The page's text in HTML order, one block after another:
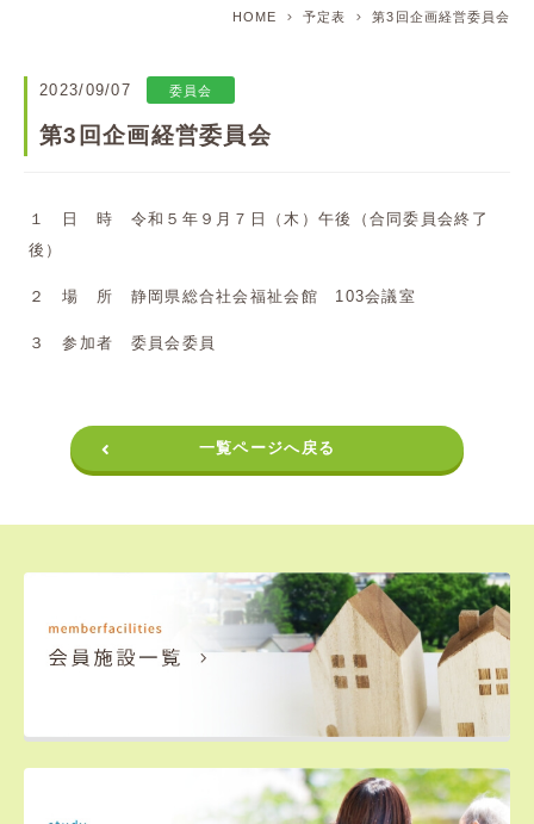
HOME 予定表 第3回企画経営委員会
2023/09/07 委員会
第3回企画経営委員会
１ 日 時 令和５年９月７日（木）午後（合同委員会終了
後）
２ 場 所 静岡県総合社会福祉会館 103会議室
３ 参加者 委員会委員
一覧ページへ戻る